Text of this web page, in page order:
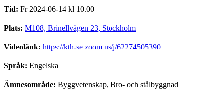
Tid: Fr 2024-06-14 kl 10.00
Plats: M108, Brinellvägen 23, Stockholm
Videolänk: https://kth-se.zoom.us/j/62274505390
Språk: Engelska
Ämnesområde: Byggvetenskap, Bro- och stålbyggnad